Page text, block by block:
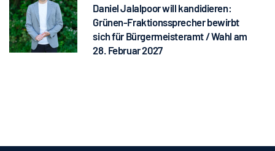
Daniel Jalalpoor will kandidieren:
Grünen-Fraktionssprecher bewirbt
sich für Bürgermeisteramt / Wahl am
28. Februar 2027